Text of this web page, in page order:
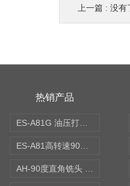
上一篇 : 没有
热销产品